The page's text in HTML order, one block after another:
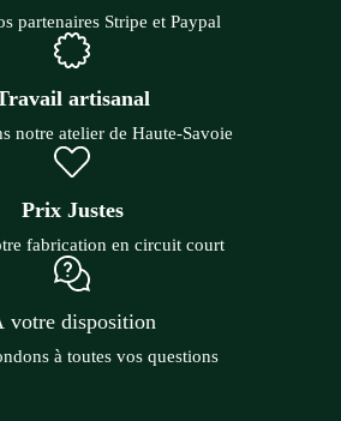
partenaires Stripe et Paypal
artisanal
notre atelier de Haute-Savoie
Prix Justes
fabrication en circuit court
votre disposition
à toutes vos questions